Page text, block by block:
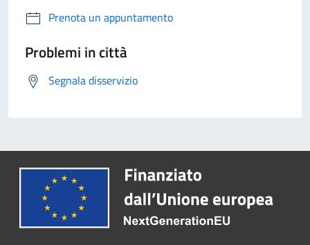
Prenota un appuntamento
Problemi in città
Segnala disservizio